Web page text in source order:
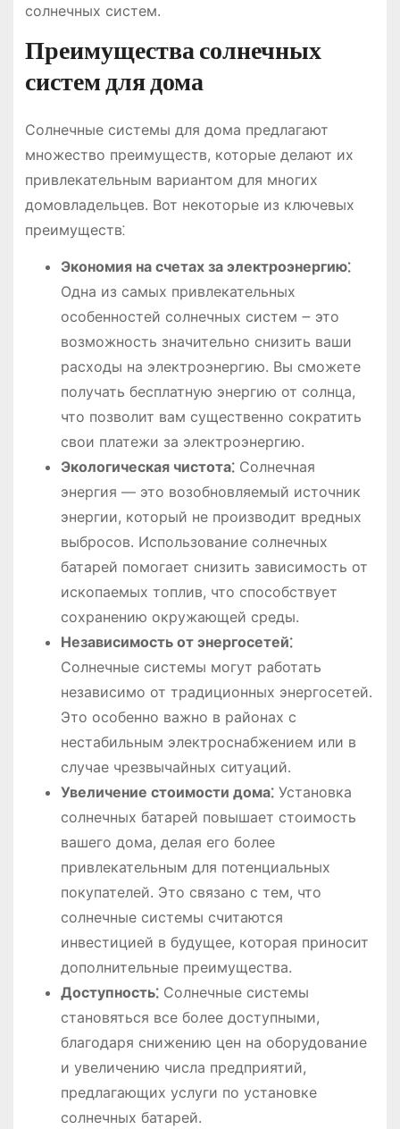
солнечных систем.
Преимущества солнечных
систем для дома
Солнечные системы для дома предлагают
множество преимуществ, которые делают их
привлекательным вариантом для многих
домовладельцев. Вот некоторые из ключевых
преимуществ⁚
Экономия на счетах за электроэнергию⁚
Одна из самых привлекательных
особенностей солнечных систем ౼ это
возможность значительно снизить ваши
расходы на электроэнергию. Вы сможете
получать бесплатную энергию от солнца,
что позволит вам существенно сократить
свои платежи за электроэнергию.
Экологическая чистота⁚Солнечная
энергия — это возобновляемый источник
энергии, который не производит вредных
выбросов. Использование солнечных
батарей помогает снизить зависимость от
ископаемых топлив, что способствует
сохранению окружающей среды.
Независимость от энергосетей⁚
Солнечные системы могут работать
независимо от традиционных энергосетей.
Это особенно важно в районах с
нестабильным электроснабжением или в
случае чрезвычайных ситуаций.
Увеличение стоимости дома⁚Установка
солнечных батарей повышает стоимость
вашего дома, делая его более
привлекательным для потенциальных
покупателей. Это связано с тем, что
солнечные системы считаются
инвестицией в будущее, которая приносит
дополнительные преимущества.
Доступность⁚Солнечные системы
становяться все более доступными,
благодаря снижению цен на оборудование
и увеличению числа предприятий,
предлагающих услуги по установке
солнечных батарей.